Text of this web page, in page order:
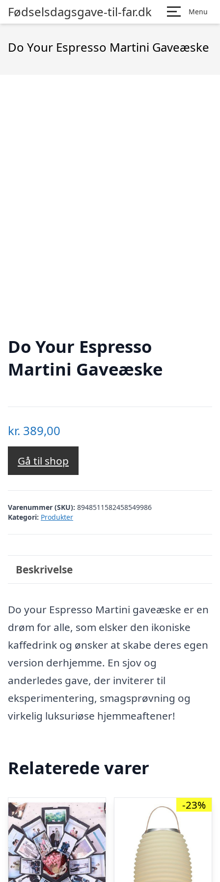
Fødselsdagsgave-til-far.dk Menu
Do Your Espresso Martini Gaveæske
Do Your Espresso
Martini Gaveæske
kr. 389,00
Gå til shop
Varenummer (SKU): 8948511582458549986
Kategori: Produkter
Beskrivelse
Do your Espresso Martini gaveæske er en
drøm for alle, som elsker den ikoniske
kaffedrink og ønsker at skabe deres egen
version derhjemme. En sjov og
anderledes gave, der inviterer til
eksperimentering, smagsprøvning og
virkelig luksuriøse hjemmeaftener!
Relaterede varer
-23%